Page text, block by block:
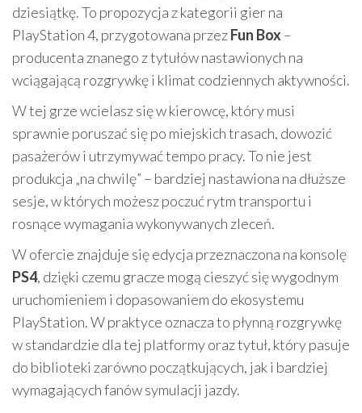
dziesiątkę. To propozycja z kategorii gier na
PlayStation 4, przygotowana przezFun Box –
producenta znanego z tytułów nastawionych na
wciągającą rozgrywkę i klimat codziennych aktywności.
W tej grze wcielasz się w kierowcę, który musi
sprawnie poruszać się po miejskich trasach, dowozić
pasażerów i utrzymywać tempo pracy. To nie jest
produkcja „na chwilę” – bardziej nastawiona na dłuższe
sesje, w których możesz poczuć rytm transportu i
rosnące wymagania wykonywanych zleceń.
W ofercie znajduje się edycja przeznaczona na konsolę
PS4, dzięki czemu gracze mogą cieszyć się wygodnym
uruchomieniem i dopasowaniem do ekosystemu
PlayStation. W praktyce oznacza to płynną rozgrywkę
w standardzie dla tej platformy oraz tytuł, który pasuje
do biblioteki zarówno początkujących, jak i bardziej
wymagających fanów symulacji jazdy.